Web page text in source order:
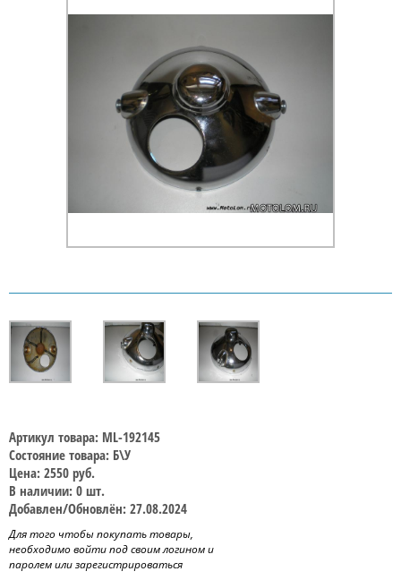
Артикул товара: ML-192145
Состояние товара: Б\У
Цена: 2550 руб.
В наличии: 0 шт.
Добавлен/Обновлён: 27.08.2024
Для того чтобы покупать товары,
необходимо войти под своим логином и
паролем или зарегистрироваться